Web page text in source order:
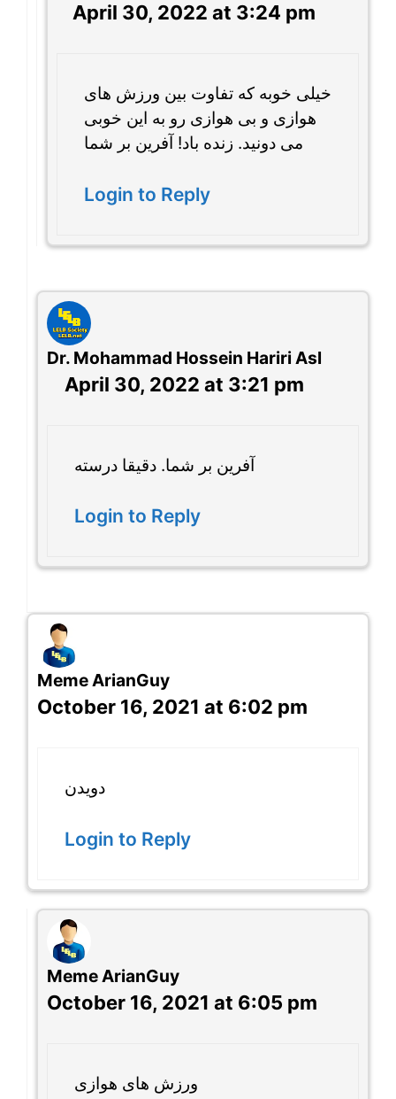
April 30, 2022 at 3:24 pm
خیلی خوبه که تفاوت بین ورزش های
هوازی و بی هوازی رو به این خوبی
می دونید. زنده باد! آفرین بر شما
Login to Reply
Dr. Mohammad Hossein Hariri Asl
April 30, 2022 at 3:21 pm
آفرین بر شما. دقیقا درسته
Login to Reply
Meme ArianGuy
October 16, 2021 at 6:02 pm
دویدن
Login to Reply
Meme ArianGuy
October 16, 2021 at 6:05 pm
ورزش های هوازی